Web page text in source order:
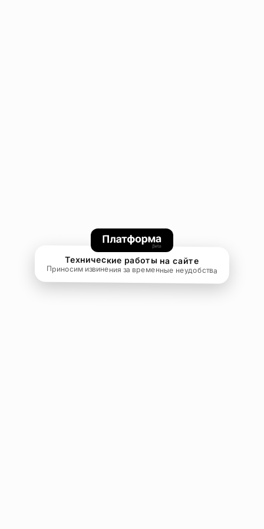
Технические работы на сайте
Приносим извинения за временные неудобства